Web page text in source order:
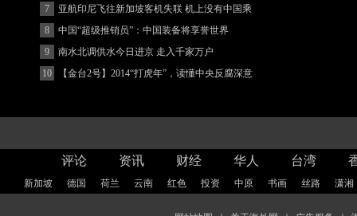
(图)
7
亚航印尼飞往新加坡客机失联 机上没有中国乘
客
8
中国“超级推销员”：中国装备将享誉世界
9
南水北调供水今日进京 走入千家万户
10
【金台2号】2014“打虎年”，读懂中央反腐深意
评论 资讯 财经 华人 台湾
新加坡 德国 荷兰 云南 红色 投资 中原 书画 丝路 潇湘